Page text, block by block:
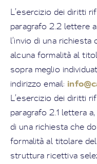
L’esercizio dei diritti
paragrafo 2.2 lettere
l’invio di una
alcuna formalità al
sopra meglio
indirizzo email:
L’esercizio dei diritti
paragrafo 2.1 lettera
di una richiesta che
formalità al titolare
struttura ricettiva